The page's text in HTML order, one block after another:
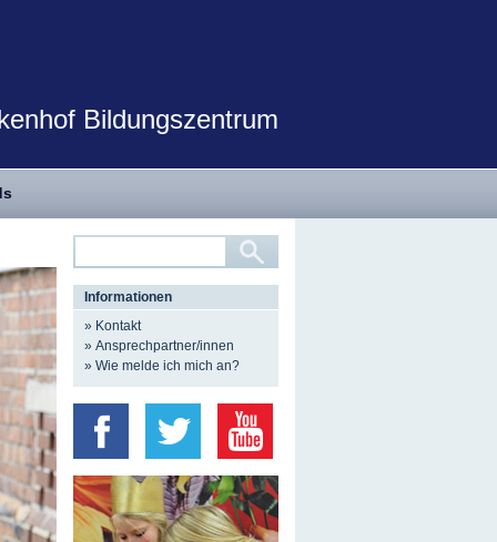
Bildungszentrum
Informationen
» Kontakt
» Ansprechpartner/innen
» Wie melde ich mich an?